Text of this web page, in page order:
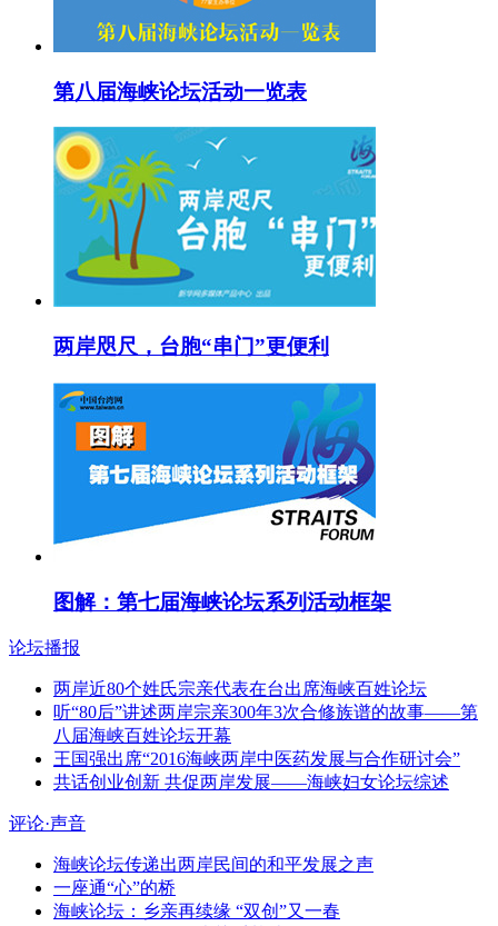
第八届海峡论坛活动一览表
两岸咫尺，台胞“串门”更便利
图解：第七届海峡论坛系列活动框架
论坛播报
两岸近80个姓氏宗亲代表在台出席海峡百姓论坛
听“80后”讲述两岸宗亲300年3次合修族谱的故事——第
八届海峡百姓论坛开幕
王国强出席“2016海峡两岸中医药发展与合作研讨会”
共话创业创新 共促两岸发展——海峡妇女论坛综述
评论·声音
海峡论坛传递出两岸民间的和平发展之声
一座通“心”的桥
海峡论坛：乡亲再续缘 “双创”又一春